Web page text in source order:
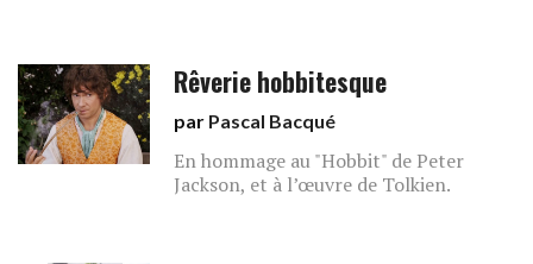
Rêverie hobbitesque
par Pascal Bacqué
En hommage au "Hobbit" de Peter
Jackson, et à l’œuvre de Tolkien.